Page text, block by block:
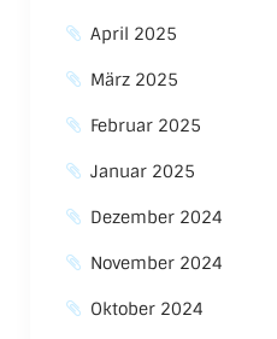
April 2025
März 2025
Februar 2025
Januar 2025
Dezember 2024
November 2024
Oktober 2024